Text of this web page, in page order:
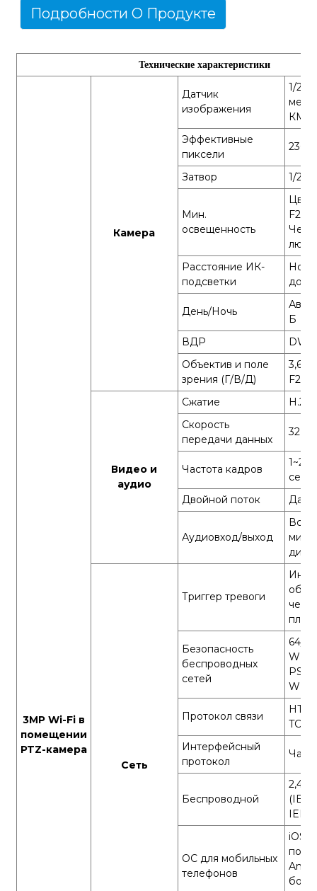
Подробности О Продукте
Технические характеристики
3MP Wi-Fi в
помещении
PTZ-камера
Камера
Датчик
изображения
1/
Эффективные
пиксели
Затвор 1/
Мин.
освещенность
Цвет
F2.0,
люкс
Расстояние ИК-
подсветки
до
День/Ночь
Б
ВДР
Объектив и поле
зрения (Г/В/Д)
3,6
F2.0,
Видео и
аудио
Сжатие
H.264
Скорость
передачи данных
Частота кадров
1~25
Двойной поток
Да
Аудиовход/выход
Сеть
Триггер тревоги
плача
Безопасность
беспроводных
сетей
64/
PSK/
WPS
Протокол связи
TCP/
Интерфейсный
протокол
Беспроводной
2,4
ОС для мобильных
телефонов
iOS